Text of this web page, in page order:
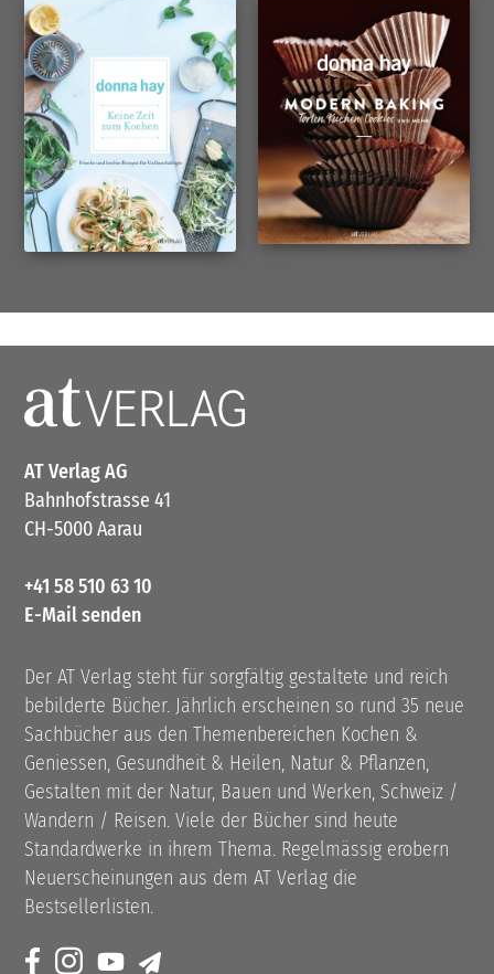
AT Verlag AG
Bahnhofstrasse 41
CH-5000 Aarau
+41 58 510 63 10
E-Mail senden
Der AT Verlag steht für sorgfältig gestaltete und reich
bebilderte Bücher. Jährlich erscheinen so rund 35 neue
Sachbücher aus den Themenbereichen Kochen &
Geniessen, Gesundheit & Heilen, Natur & Pflanzen,
Gestalten mit der Natur, Bauen und Werken, Schweiz /
Wandern / Reisen. Viele der Bücher sind heute
Standardwerke in ihrem Thema. Regelmässig erobern
Neuerscheinungen aus dem AT Verlag die
Bestsellerlisten.